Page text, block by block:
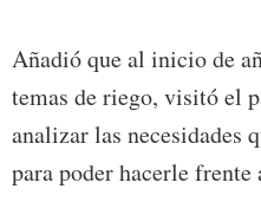
Añadió que al inicio de
temas de riego, visitó el
analizar las necesidades
para poder hacerle